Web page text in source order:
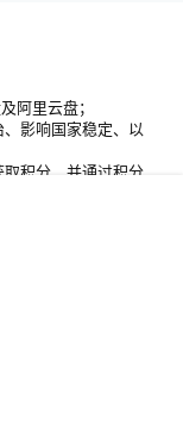
阿里云盘；
影响国家稳定、以
积分，并通过积分